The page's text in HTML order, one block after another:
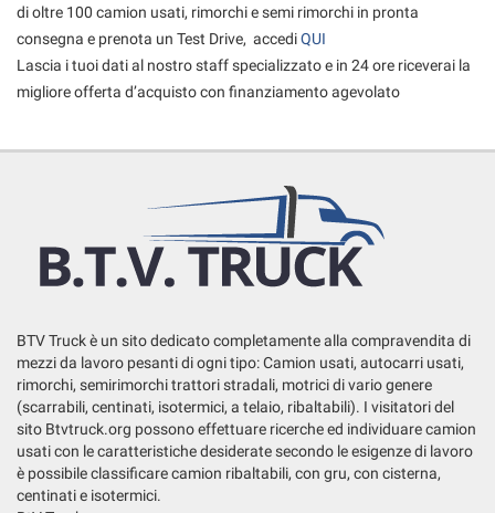
di oltre 100 camion usati, rimorchi e semi rimorchi in pronta
consegna e prenota un Test Drive, accediQUI
Lascia i tuoi dati al nostro staff specializzato e in 24 ore riceverai la
migliore offerta d’acquisto con finanziamento agevolato
BTV Truck è un sito dedicato completamente alla compravendita di
mezzi da lavoro pesanti di ogni tipo: Camion usati, autocarri usati,
rimorchi, semirimorchi trattori stradali, motrici di vario genere
(scarrabili, centinati, isotermici, a telaio, ribaltabili). I visitatori del
sito Btvtruck.org possono effettuare ricerche ed individuare camion
usati con le caratteristiche desiderate secondo le esigenze di lavoro
è possibile classificare camion ribaltabili, con gru, con cisterna,
centinati e isotermici.